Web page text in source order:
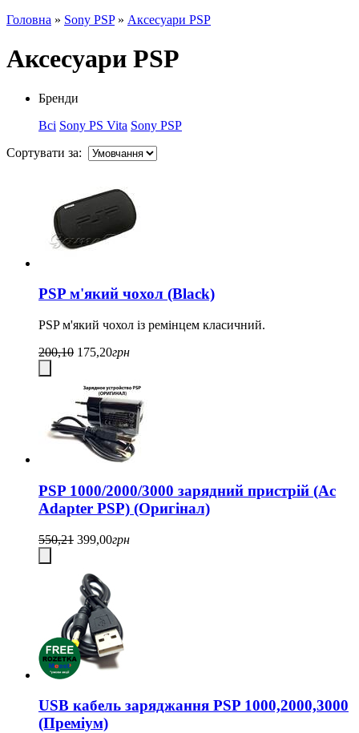
Головна » Sony PSP» Аксесуари PSP
Аксесуари PSP
Бренди
Всі Sony PS Vita Sony PSP
Сортувати за:
PSP м'який чохол (Black)
PSP м'який чохол із ремінцем класичний.
200,10 175,20грн
PSP 1000/2000/3000 зарядний пристрій (Ac
Adapter PSP) (Оригінал)
550,21 399,00грн
USB кабель заряджання PSP 1000,2000,3000
(Преміум)